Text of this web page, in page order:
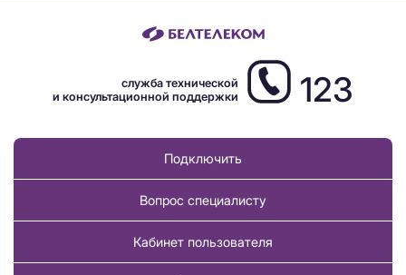
служба технической
и консультационной поддержки
123
Подключить
Вопрос специалисту
Кабинет пользователя